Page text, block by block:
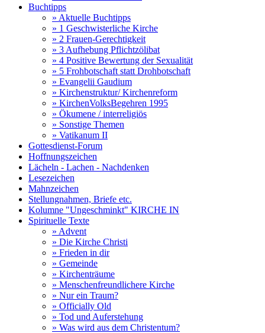
Buchtipps
» Aktuelle Buchtipps
» 1 Geschwisterliche Kirche
» 2 Frauen-Gerechtigkeit
» 3 Aufhebung Pflichtzölibat
» 4 Positive Bewertung der Sexualität
» 5 Frohbotschaft statt Drohbotschaft
» Evangelii Gaudium
» Kirchenstruktur/ Kirchenreform
» KirchenVolksBegehren 1995
» Ökumene / interreligiös
» Sonstige Themen
» Vatikanum II
Gottesdienst-Forum
Hoffnungszeichen
Lächeln - Lachen - Nachdenken
Lesezeichen
Mahnzeichen
Stellungnahmen, Briefe etc.
Kolumne "Ungeschminkt" KIRCHE IN
Spirituelle Texte
» Advent
» Die Kirche Christi
» Frieden in dir
» Gemeinde
» Kirchenträume
» Menschenfreundlichere Kirche
» Nur ein Traum?
» Officially Old
» Tod und Auferstehung
» Was wird aus dem Christentum?